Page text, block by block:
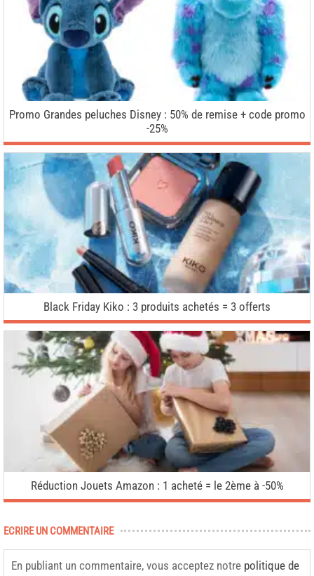
Promo Grandes peluches Disney : 50% de remise + code promo
-25%
Black Friday Kiko : 3 produits achetés = 3 offerts
Réduction Jouets Amazon : 1 acheté = le 2ème à -50%
ECRIRE UN COMMENTAIRE
En publiant un commentaire, vous acceptez notre politique de